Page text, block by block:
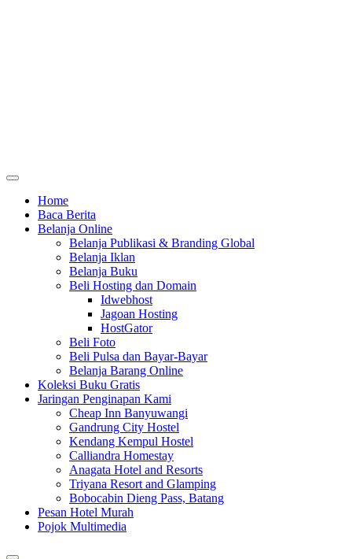
Home
Baca Berita
Belanja Online
Belanja Publikasi & Branding Global
Belanja Iklan
Belanja Buku
Beli Hosting dan Domain
Idwebhost
Jagoan Hosting
HostGator
Beli Foto
Beli Pulsa dan Bayar-Bayar
Belanja Barang Online
Koleksi Buku Gratis
Jaringan Penginapan Kami
Cheap Inn Banyuwangi
Gandrung City Hostel
Kendang Kempul Hostel
Calliandra Homestay
Anagata Hotel and Resorts
Triyana Resort and Glamping
Bobocabin Dieng Pass, Batang
Pesan Hotel Murah
Pojok Multimedia